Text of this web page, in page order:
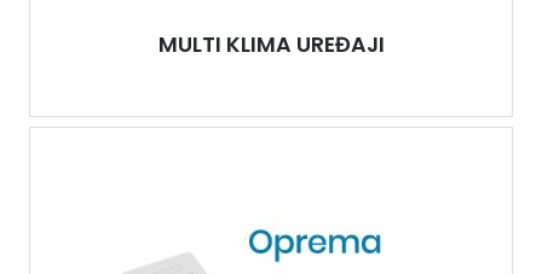
MULTI KLIMA UREĐAJI